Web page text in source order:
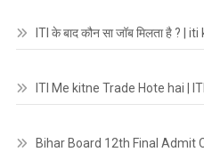
ITI के बाद कौन सा जॉब मिलता है ?
ITI Me kitne Trade Hote hai |
Bihar Board 12th Final Admit